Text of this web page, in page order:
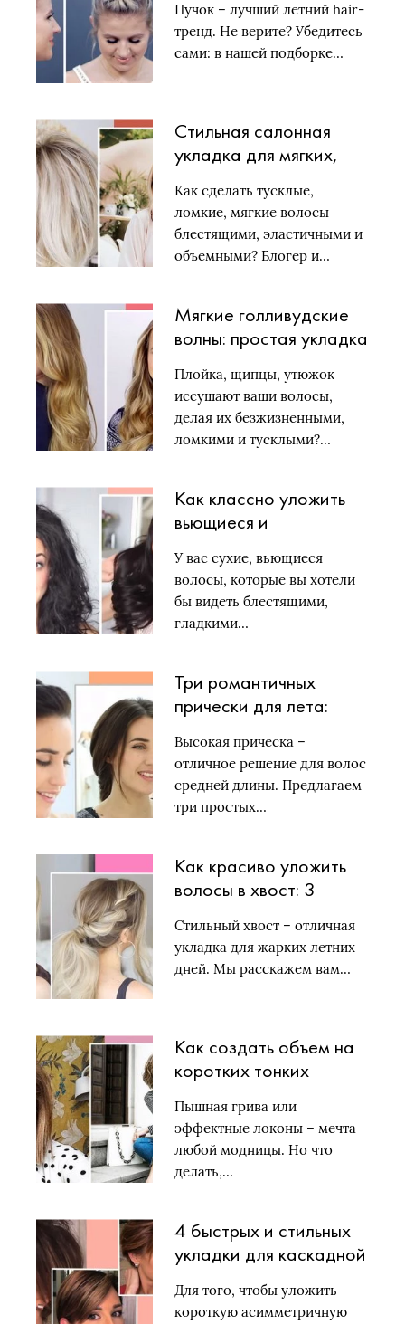
варианта
Пучок – лучший летний hair-
тренд. Не верите? Убедитесь
сами: в нашей подборке…
Стильная салонная
укладка для мягких,
волос
Как сделать тусклые,
ломкие, мягкие волосы
блестящими, эластичными и
объемными? Блогер и…
Мягкие голливудские
волны: простая укладка
Плойка, щипцы, утюжок
иссушают ваши волосы,
делая их безжизненными,
ломкими и тусклыми?…
Как классно уложить
вьющиеся и
У вас сухие, вьющиеся
волосы, которые вы хотели
бы видеть блестящими,
гладкими…
Три романтичных
прически для лета:
Высокая прическа –
отличное решение для волос
средней длины. Предлагаем
три простых…
Как красиво уложить
волосы в хвост: 3
Стильный хвост – отличная
укладка для жарких летних
дней. Мы расскажем вам…
Как создать объем на
коротких тонких
секрета
Пышная грива или
эффектные локоны – мечта
любой модницы. Но что
делать,…
4 быстрых и стильных
укладки для каскадной
стрижки пикси
Для того, чтобы уложить
короткую асимметричную